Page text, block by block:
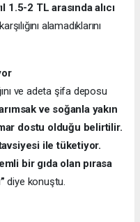
1.5-2 TL arasında alıcı
alamadıklarını
ve adeta şifa deposu
ve soğanla yakın
dostu olduğu belirtilir.
ile tüketiyor.
bir gıda olan pırasa
diye konuştu.